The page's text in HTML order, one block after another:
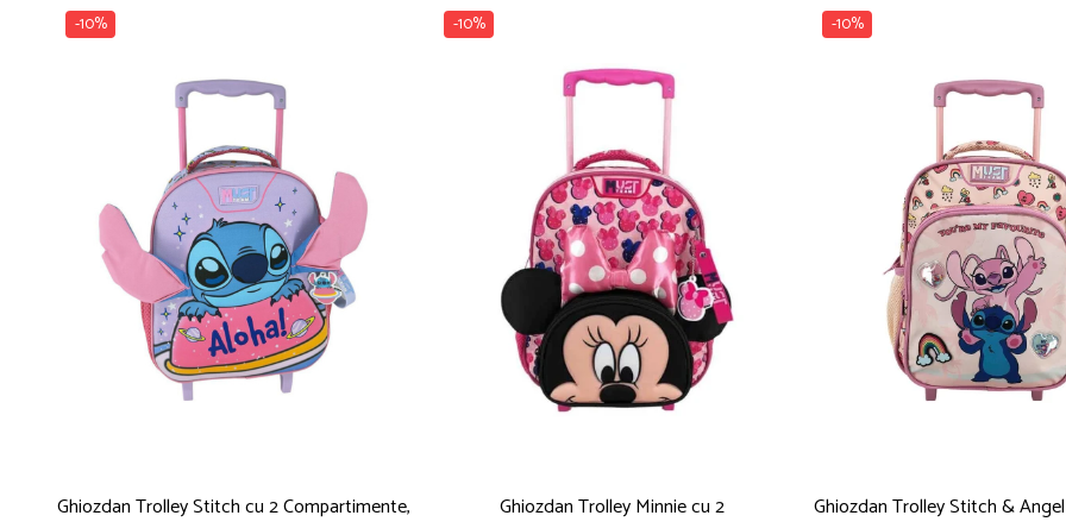
Penare cu trei compartimente
Penare cu un compartiment
Pictură și desen
Accesorii pentru pictură
Creioane grafit și cărbune
Tăiere și lipire
-10%
Ghiozdan Trolley Stitch cu 2 Compartimente,
-10%
Ghiozdan Trolley Minnie cu 2
-10%
Ghiozdan Trolley Stitch &